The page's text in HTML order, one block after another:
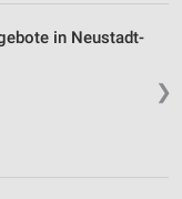
❯
in Neustadt-